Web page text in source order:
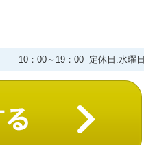
10：00～19：00 定休日:水曜日